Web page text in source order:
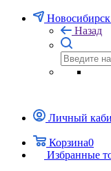
Новосибирск
Назад
Личный
Корзина0
Избранные